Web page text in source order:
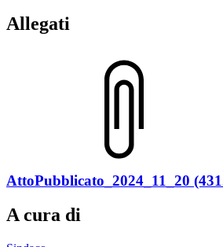
Allegati
AttoPubblicato_2024_11_20
A cura di